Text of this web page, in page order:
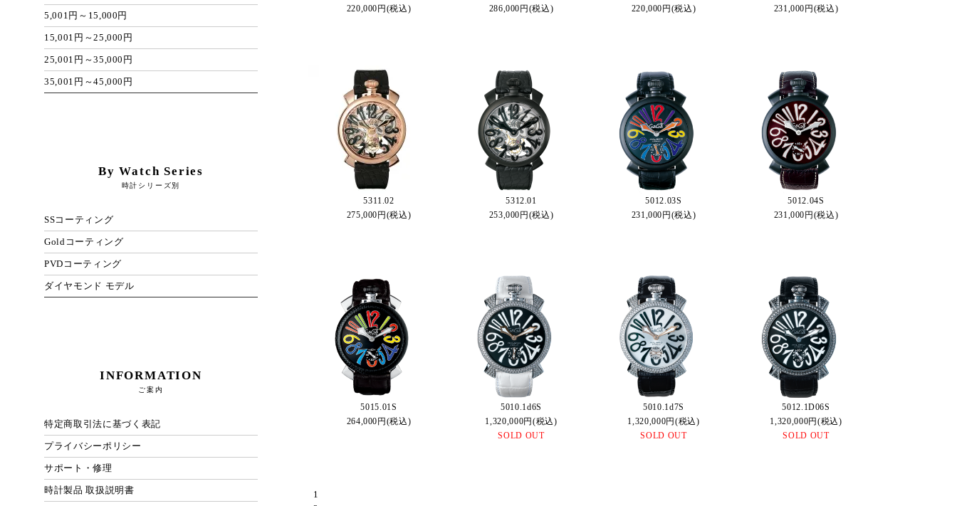
220,000円(税込)
286,000円(税込)
220,000円(税込)
231,000円(税込)
5311.02
275,000円(税込)
5312.01
253,000円(税込)
5012.03S
231,000円(税込)
5012.04S
231,000円(税込)
5015.01S
264,000円(税込)
5010.1d6S
1,320,000円(税込)
SOLD OUT
5010.1d7S
1,320,000円(税込)
SOLD OUT
5012.1D06S
1,320,000円(税込)
SOLD OUT
1
5,001円～15,000円
15,001円～25,000円
25,001円～35,000円
35,001円～45,000円
By Watch Series
時計シリーズ別
SSコーティング
Goldコーティング
PVDコーティング
ダイヤモンド モデル
INFORMATION
ご案内
特定商取引法に基づく表記
プライバシーポリシー
サポート・修理
時計製品 取扱説明書